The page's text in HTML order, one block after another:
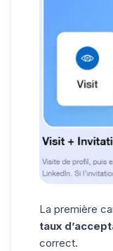
La première
taux
correct.